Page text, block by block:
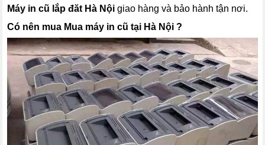
Máy in cũ lắp đăt Hà Nội giao hàng và bảo hành tận nơi.
Có nên mua Mua máy in cũ tại Hà Nội ?